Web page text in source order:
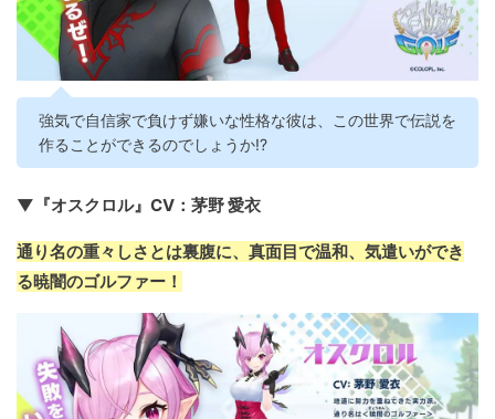
強気で自信家で負けず嫌いな性格な彼は、この世界で伝説を
作ることができるのでしょうか!?
▼『オスクロル』CV：茅野 愛衣
通り名の重々しさとは裏腹に、真面目で温和、気遣いができ
る暁闇のゴルファー！